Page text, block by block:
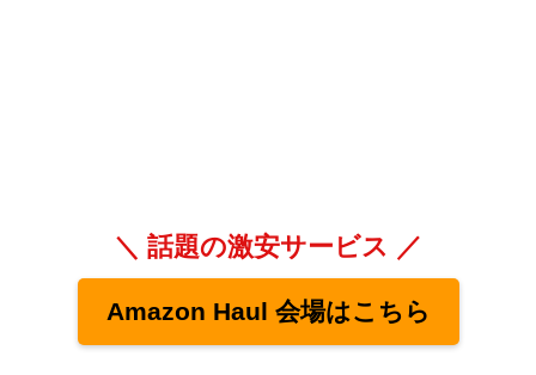
＼ 話題の激安サービス ／
Amazon Haul 会場はこちら